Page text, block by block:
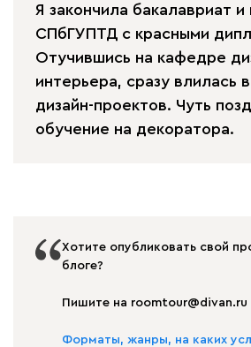
Я закончила бакалавриат и
СПбГУПТД с красными
Отучившись на кафедре
интерьера, сразу влилась
дизайн-проектов. Чуть
обучение на декоратора.
Хотите опубликовать свой
блоге?
Пишите на roomtour@divan.ru
Форматы, жанры, на каких